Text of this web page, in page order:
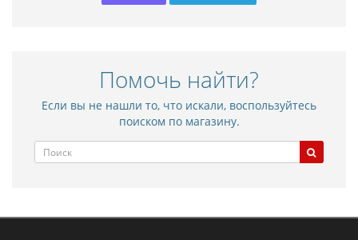
Помочь найти?
Если вы не нашли то, что искали, воспользуйтесь
поиском по магазину.